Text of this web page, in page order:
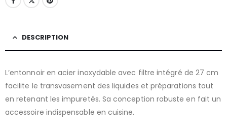
DESCRIPTION
L’entonnoir en acier inoxydable avec filtre intégré de 27 cm
facilite le transvasement des liquides et préparations tout
en retenant les impuretés. Sa conception robuste en fait un
accessoire indispensable en cuisine.